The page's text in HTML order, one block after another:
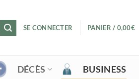
SE CONNECTER PANIER / 0,00€
DÉCÈS BUSINESS